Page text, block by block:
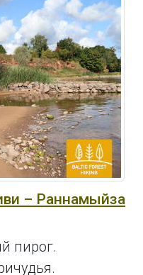
– Раннамыйза
пирог.